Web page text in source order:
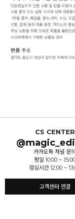
CS CENTER
카카오톡 채널 문의
평일 10:00 ~ 15:00
점심시간 12:00 ~
고객센터 연결